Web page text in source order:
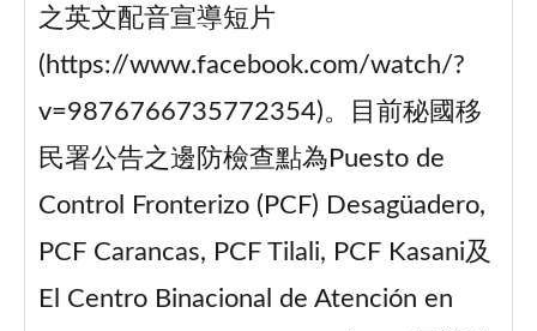
之英文配音宣導短片
(https://www.facebook.com/watch/?
v=9876766735772354)。目前秘國移
民署公告之邊防檢查點為Puesto de
Control Fronterizo (PCF) Desagüadero,
PCF Carancas, PCF Tilali, PCF Kasani及
El Centro Binacional de Atención en